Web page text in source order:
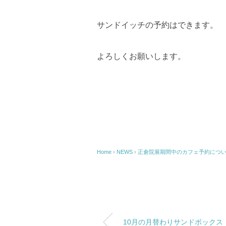
サンドイッチの予約はできます。
よろしくお願いします。
Home › NEWS › 正倉院展期間中のカフェ予約につ
10月の月替わりサンドボックス